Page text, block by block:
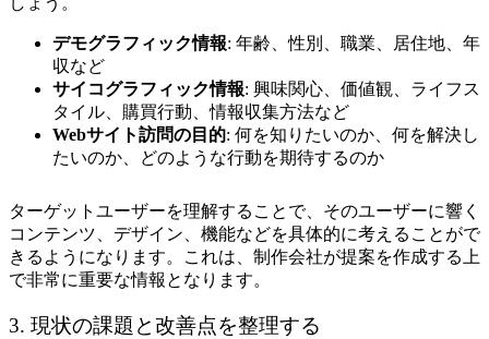
デモグラフィック情報: 年齢、性別、職業、居住地、年
収など
サイコグラフィック情報: 興味関心、価値観、ライフス
タイル、購買行動、情報収集方法など
Webサイト訪問の目的: 何を知りたいのか、何を解決し
たいのか、どのような行動を期待するのか
ターゲットユーザーを理解することで、そのユーザーに響く
コンテンツ、デザイン、機能などを具体的に考えることがで
きるようになります。これは、制作会社が提案を作成する上
で非常に重要な情報となります。
3. 現状の課題と改善点を整理する